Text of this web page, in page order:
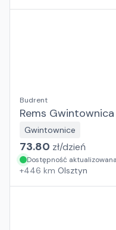
Budrent
Rems
Gwintownice
73.80 zł/dzień
Dostępność
+446 km Olsztyn